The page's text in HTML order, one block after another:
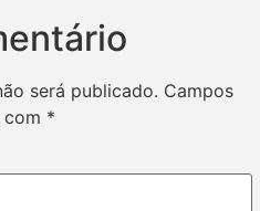
será publicado. Campos
*